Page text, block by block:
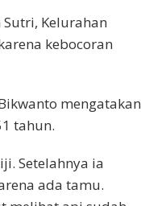
Kelurahan
kebocoran
mengatakan
tahun.
Setelahnya ia
ada tamu.